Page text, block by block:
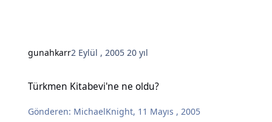
gunahkarr2 Eylül , 2005 20 yıl
Türkmen Kitabevi'ne ne oldu?
Gönderen: MichaelKnight, 11 Mayıs , 2005